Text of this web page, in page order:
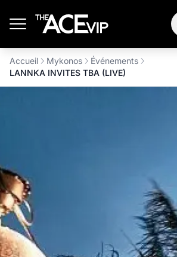
Accueil Mykonos
Événements
LANNKA INVITES TBA (LIVE)